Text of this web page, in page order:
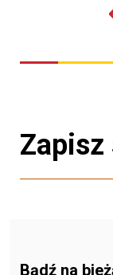
Zapisz
Bądź na